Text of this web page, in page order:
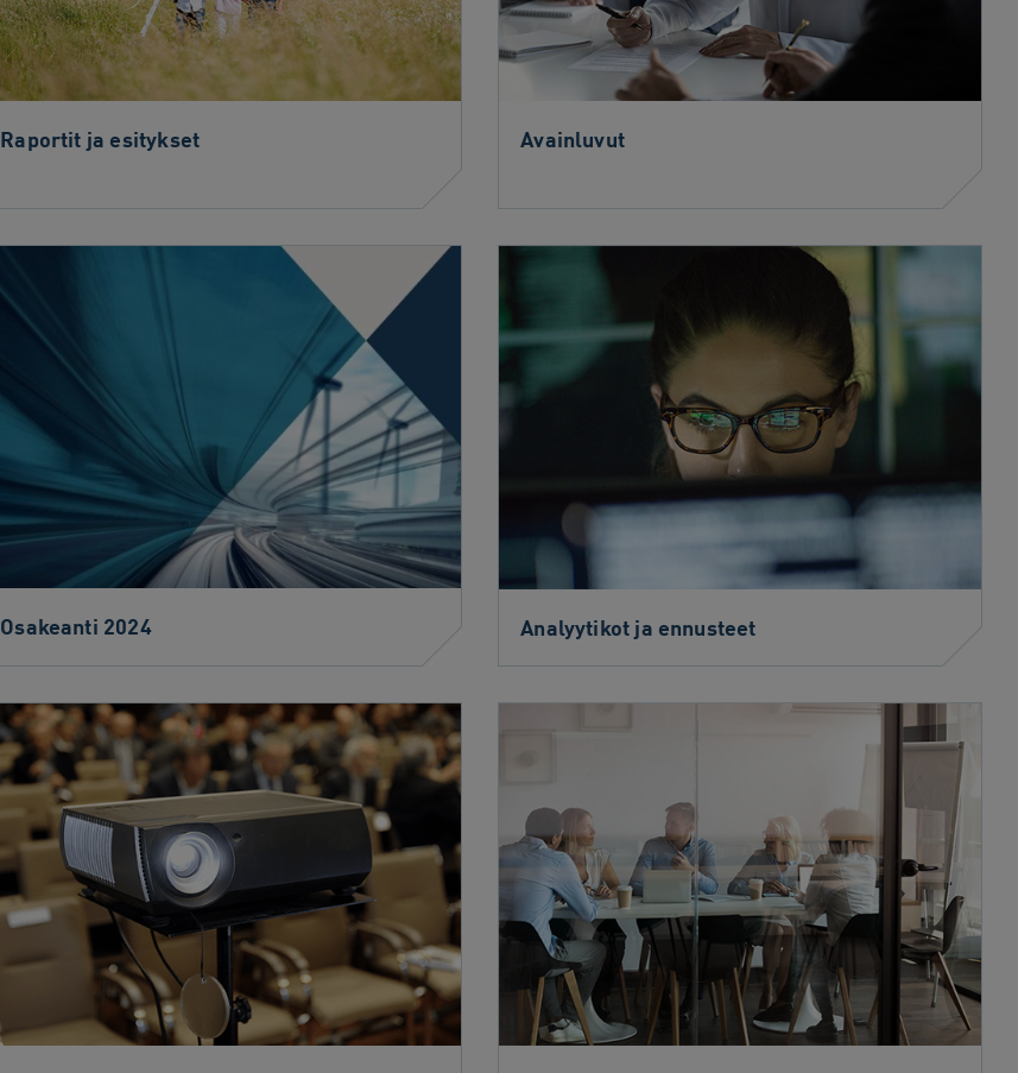
Raportit ja esitykset Avainluvut
Osakeanti 2024 Analyytikot ja ennusteet